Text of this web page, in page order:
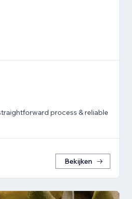
process & reliable
Bekijken